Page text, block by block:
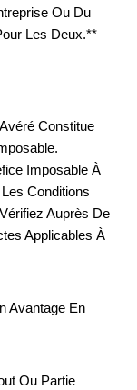
Ou Du
Les Deux.**
Constitue
Imposable À
Conditions
Auprès De
Applicables À
Avantage En
Ou Partie